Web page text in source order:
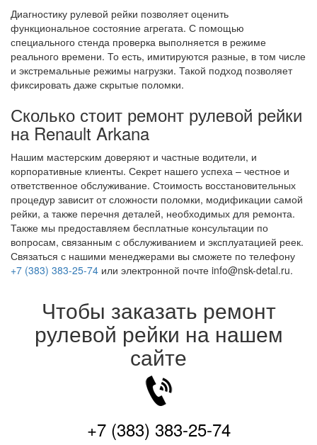
Диагностику рулевой рейки позволяет оценить
функциональное состояние агрегата. С помощью
специального стенда проверка выполняется в режиме
реального времени. То есть, имитируются разные, в том числе
и экстремальные режимы нагрузки. Такой подход позволяет
фиксировать даже скрытые поломки.
Сколько стоит ремонт рулевой рейки
на Renault Arkana
Нашим мастерским доверяют и частные водители, и
корпоративные клиенты. Секрет нашего успеха – честное и
ответственное обслуживание. Стоимость восстановительных
процедур зависит от сложности поломки, модификации самой
рейки, а также перечня деталей, необходимых для ремонта.
Также мы предоставляем бесплатные консультации по
вопросам, связанным с обслуживанием и эксплуатацией реек.
Связаться с нашими менеджерами вы сможете по телефону
+7 (383) 383-25-74 или электронной почте info@nsk-detal.ru.
Чтобы заказать ремонт
рулевой рейки на нашем
сайте
+7 (383) 383-25-74